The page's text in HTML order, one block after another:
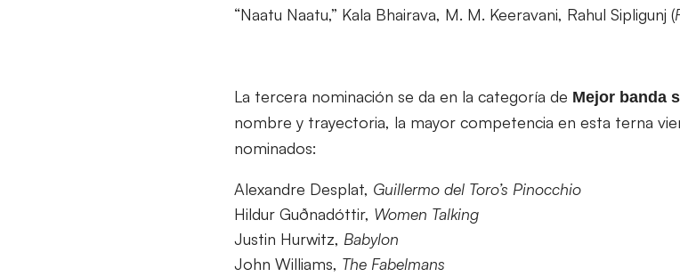
“Naatu Naatu,” Kala Bhairava, M. M. Keeravani, Rahul Sipligunj (
La tercera nominación se da en la categoría de Mejor banda
nombre y trayectoria, la mayor competencia en esta terna
nominados:
Alexandre Desplat, Guillermo del Toro’s Pinocchio
Hildur Guðnadóttir, Women Talking
Justin Hurwitz, Babylon
John Williams, The Fabelmans